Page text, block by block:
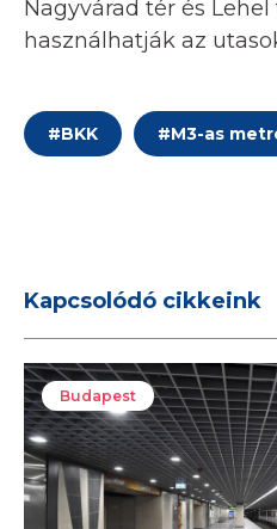
Nagyvárad tér és
használhatják az
#BKK #M3-as
Kapcsolódó cikkeink
Budapest